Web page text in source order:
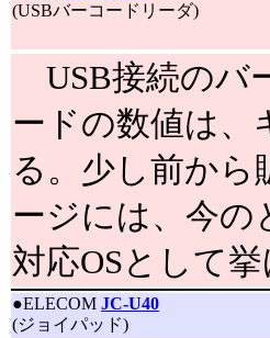
(USBバーコードリーダ)
USB接続のバ
ードの数値は、
る。少し前から
ージには、今の
対応OSとして
●ELECOM JC-U40
(ジョイパッド)